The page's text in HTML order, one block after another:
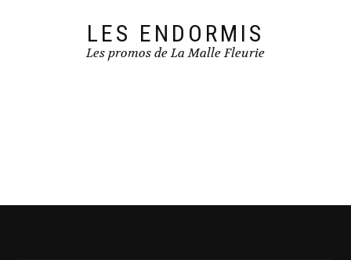
LES ENDORMIS
Les promos de La Malle Fleurie